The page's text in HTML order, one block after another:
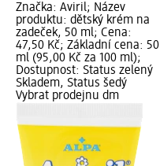
Značka: Aviril; Název
produktu: dětský krém na
zadeček, 50 ml; Cena:
47,50 Kč; Základní cena: 50
ml (95,00 Kč za 100 ml);
Dostupnost: Status zelený
Skladem, Status šedý
Vybrat prodejnu dm